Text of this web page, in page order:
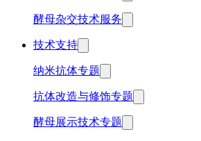
酵母杂交技术服务
技术支持
纳米抗体专题
抗体改造与修饰专题
酵母展示技术专题